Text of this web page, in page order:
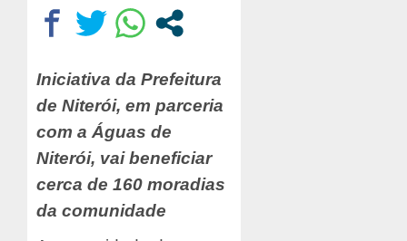
Iniciativa da Prefeitura
de Niterói, em parceria
com a Águas de
Niterói, vai beneficiar
cerca de 160 moradias
da comunidade